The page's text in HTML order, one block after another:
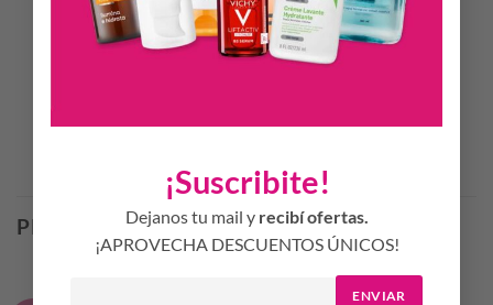
¡Suscribite!
Dejanos tu mail y recibí ofertas.
¡APROVECHA DESCUENTOS ÚNICOS!
ENVIAR
Presentación:
Productos Relacionados
PRODUCTOS RELACIONADOS